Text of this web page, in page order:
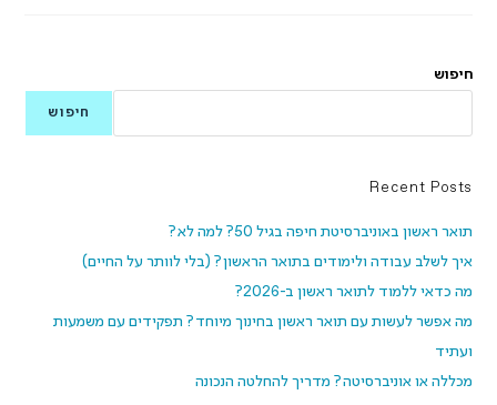
חיפוש
חיפוש
Recent Posts
תואר ראשון באוניברסיטת חיפה בגיל 50? למה לא?
איך לשלב עבודה ולימודים בתואר הראשון? (בלי לוותר על החיים)
מה כדאי ללמוד לתואר ראשון ב-2026?
מה אפשר לעשות עם תואר ראשון בחינוך מיוחד? תפקידים עם משמעות
ועתיד
מכללה או אוניברסיטה? מדריך להחלטה הנכונה